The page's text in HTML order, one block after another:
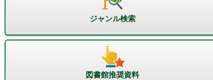
ジャンル検索
図書館推奨資料